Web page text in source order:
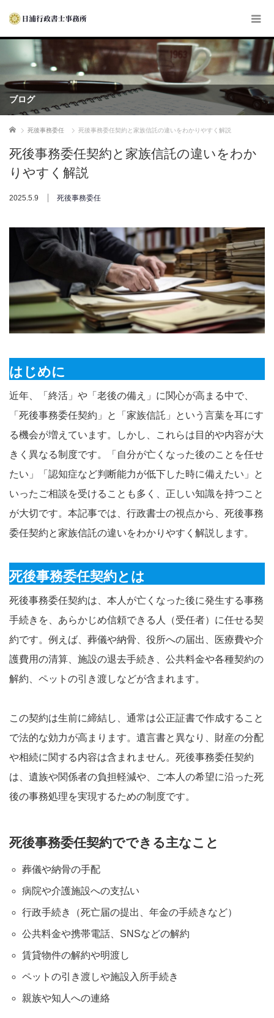
ブログ
ホーム 死後事務委任 死後事務委任契約と家族信託の違いをわかりやすく解説
死後事務委任契約と家族信託の違いをわか
りやすく解説
2025.5.9 死後事務委任
はじめに
近年、「終活」や「老後の備え」に関心が高まる中で、
「死後事務委任契約」と「家族信託」という言葉を耳にす
る機会が増えています。しかし、これらは目的や内容が大
きく異なる制度です。「自分が亡くなった後のことを任せ
たい」「認知症など判断能力が低下した時に備えたい」と
いったご相談を受けることも多く、正しい知識を持つこと
が大切です。本記事では、行政書士の視点から、死後事務
委任契約と家族信託の違いをわかりやすく解説します。
死後事務委任契約とは
死後事務委任契約は、本人が亡くなった後に発生する事務
手続きを、あらかじめ信頼できる人（受任者）に任せる契
約です。例えば、葬儀や納骨、役所への届出、医療費や介
護費用の清算、施設の退去手続き、公共料金や各種契約の
解約、ペットの引き渡しなどが含まれます。
この契約は生前に締結し、通常は公正証書で作成すること
で法的な効力が高まります。遺言書と異なり、財産の分配
や相続に関する内容は含まれません。死後事務委任契約
は、遺族や関係者の負担軽減や、ご本人の希望に沿った死
後の事務処理を実現するための制度です。
死後事務委任契約でできる主なこと
葬儀や納骨の手配
病院や介護施設への支払い
行政手続き（死亡届の提出、年金の手続きなど）
公共料金や携帯電話、SNSなどの解約
賃貸物件の解約や明渡し
ペットの引き渡しや施設入所手続き
親族や知人への連絡